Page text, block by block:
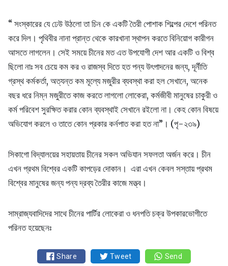
“ সংস্কারের যে ঢেউ উঠলো তা চিন কে একটি তৈরী পোশাক শিল্পের দেশে পরিনত
করে দিল। পৃথিবীর নানা প্রান্ত থেকে কারখানা স্থাপন করতে বিনিয়োগ কারীগন
আসতে লাগলেন। সেই সময়ে চীনের মত এত উপযোগী দেশ আর একটি ও বিশ্ব
ছিলো নাঃ সব চেয়ে কম কর ও রাজস্ব দিতে হত পন্য উৎপাদনের জন্য, দূর্নীতি
গ্রস্থ কর্মকর্তা, অত্যন্ত কম মূল্যে মজুরীর ব্যবস্থা করা হল সেখানে, অনেক
বছর ধরে নিম্ন মজুরীতে কাজ করতে লাগলো লোকেরা, কর্মজীবী মানুষের চাকুরী ও
কর্ম পরিবেশ সুরক্ষিত করার কোন ব্যবস্থাই সেখানে রইলো না। কেহ কোন বিষয়ে
অভিযোগ করলে ও তাতে কোন প্রকার কর্নপাত করা হত না”। (পৃ-২৩৯)
সিকাগো বিদ্যালয়ের সহায়তায় চীনের সকল অভিযান সফলতা অর্জন করে। চীন
এখন প্রথম বিশ্বের একটি কাপড়ের দোকান। এরা এখন কেবল সস্তায় প্রথম
বিশ্বের মানুষের জন্য পন্য দ্রব্য তৈরীর কাজে মত্ত্ব।
সাম্রাজ্যবাদিদের সাথে চীনের পার্টির লোকেরা ও ধনপতি চক্র উপকারভোগীতে
পরিনত হয়েছেনঃ
“ বিদেশী বিনিয়োগ বৃদ্বির জন্য পার্টি বিদেশীদের সাথে সুসম একটি চুক্তিতে
Share Tweet Send